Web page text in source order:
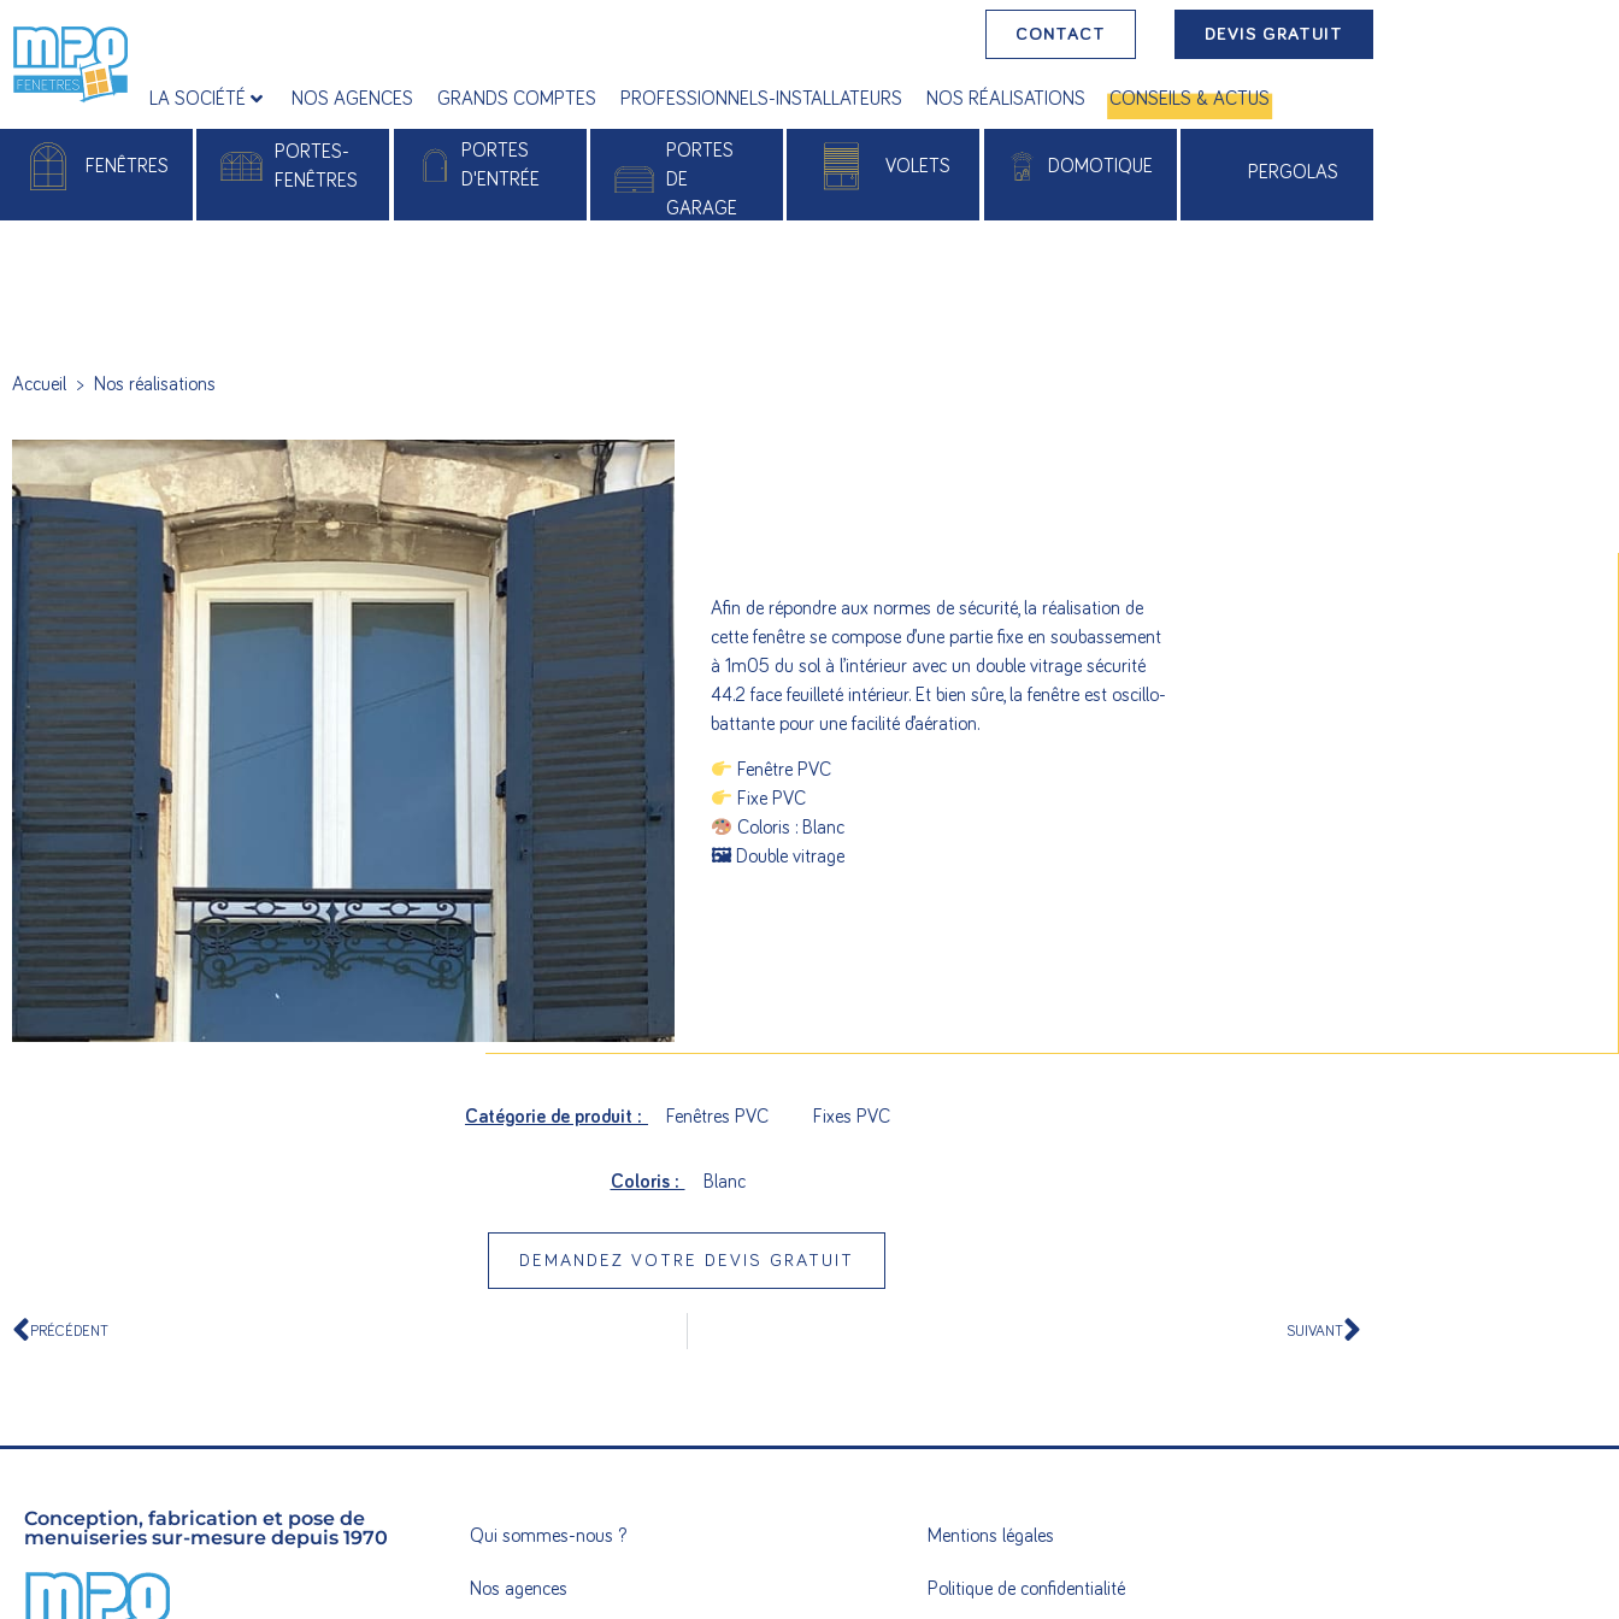
CONTACT DEVIS GRATUIT
LA SOCIÉTÉ NOS AGENCES GRANDS COMPTES PROFESSIONNELS-INSTALLATEURS NOS RÉALISATIONS CONSEILS & ACTUS
FENÊTRES
PORTES-
FENÊTRES
PORTES
D'ENTRÉE
Monobloc Plaxé
PORTES
DE
GARAGE
VOLETS DOMOTIQUE PERGOLAS
Accueil > Nos réalisations
Afin de répondre aux normes de sécurité, la réalisation de
cette fenêtre se compose d’une partie fixe en soubassement
à 1m05 du sol à l’intérieur avec un double vitrage sécurité
44.2 face feuilleté intérieur. Et bien sûre, la fenêtre est oscillo-
battante pour une facilité d’aération.
Fenêtre PVC
Fixe PVC
Coloris : Blanc
🖼 Double vitrage
Catégorie de produit : Fenêtres PVC Fixes PVC
Coloris : Blanc
DEMANDEZ VOTRE DEVIS GRATUIT
PRÉCÉDENT SUIVANT
Conception, fabrication et pose de
menuiseries sur-mesure depuis 1970
Qui sommes-nous ?
Nos agences
Mentions légales
Politique de confidentialité